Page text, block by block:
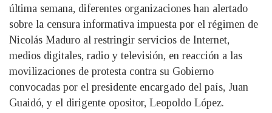
última semana, diferentes organizaciones han alertado
sobre la censura informativa impuesta por el régimen de
Nicolás Maduro al restringir servicios de Internet,
medios digitales, radio y televisión, en reacción a las
movilizaciones de protesta contra su Gobierno
convocadas por el presidente encargado del país, Juan
Guaidó, y el dirigente opositor, Leopoldo López.